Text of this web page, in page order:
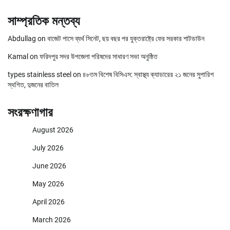
সাম্প্রতিক মন্তব্য
Abdullag on বাজেট পাসে ব্যর্থ সিনেট, ছয় বছর পর যুক্তরাষ্ট্রে ফের সরকার শাটডাউন
Kamal on ফরিদপুর সদর উপজেলা পরিষদের সাধারণ সভা অনুষ্ঠিত
types stainless steel on ৪৮তম বিশেষ বিসিএস: স্বাস্থ্য ক্যাডারের ২১ জনের সুপারিশ
স্থগিত, দুজনের বাতিল
সংরক্ষণাগার
August 2026
July 2026
June 2026
May 2026
April 2026
March 2026